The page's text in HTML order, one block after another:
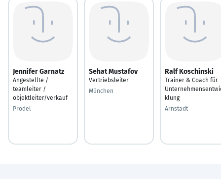
Jennifer Garnatz
Angestellte /
teamleiter /
objektleiter/verkauf
Prödel
Sehat Mustafov
Vertriebsleiter
München
Ralf Koschinski
Trainer & Coach für
klung
Arnstadt